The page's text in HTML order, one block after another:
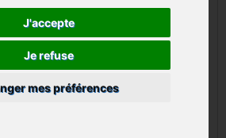
J'accepte
Je refuse
mes préférences